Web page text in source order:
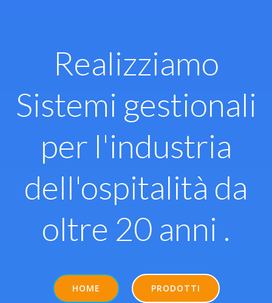
Realizziamo
Sistemi gestionali
per l'industria
dell'ospitalità da
oltre 20 anni .
HOME PRODOTTI